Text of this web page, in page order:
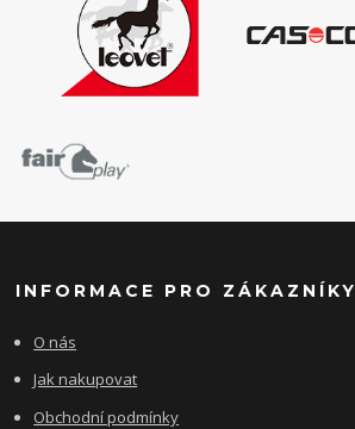
INFORMACE PRO ZÁKAZNÍKY
O nás
Jak nakupovat
Obchodní podmínky